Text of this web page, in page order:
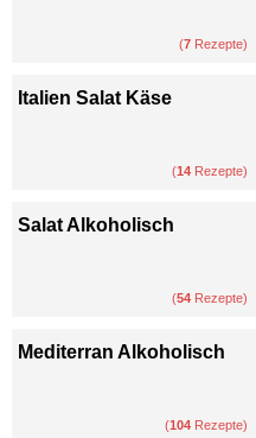
(7 Rezepte)
Italien Salat Käse
(14 Rezepte)
Salat Alkoholisch
(54 Rezepte)
Mediterran Alkoholisch
(104 Rezepte)